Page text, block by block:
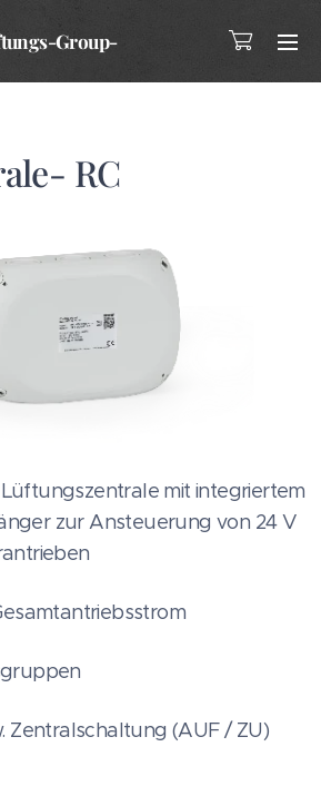
Group-
RC
mit integriertem
zur Ansteuerung von 24 V
Zentralschaltung (AUF / ZU)